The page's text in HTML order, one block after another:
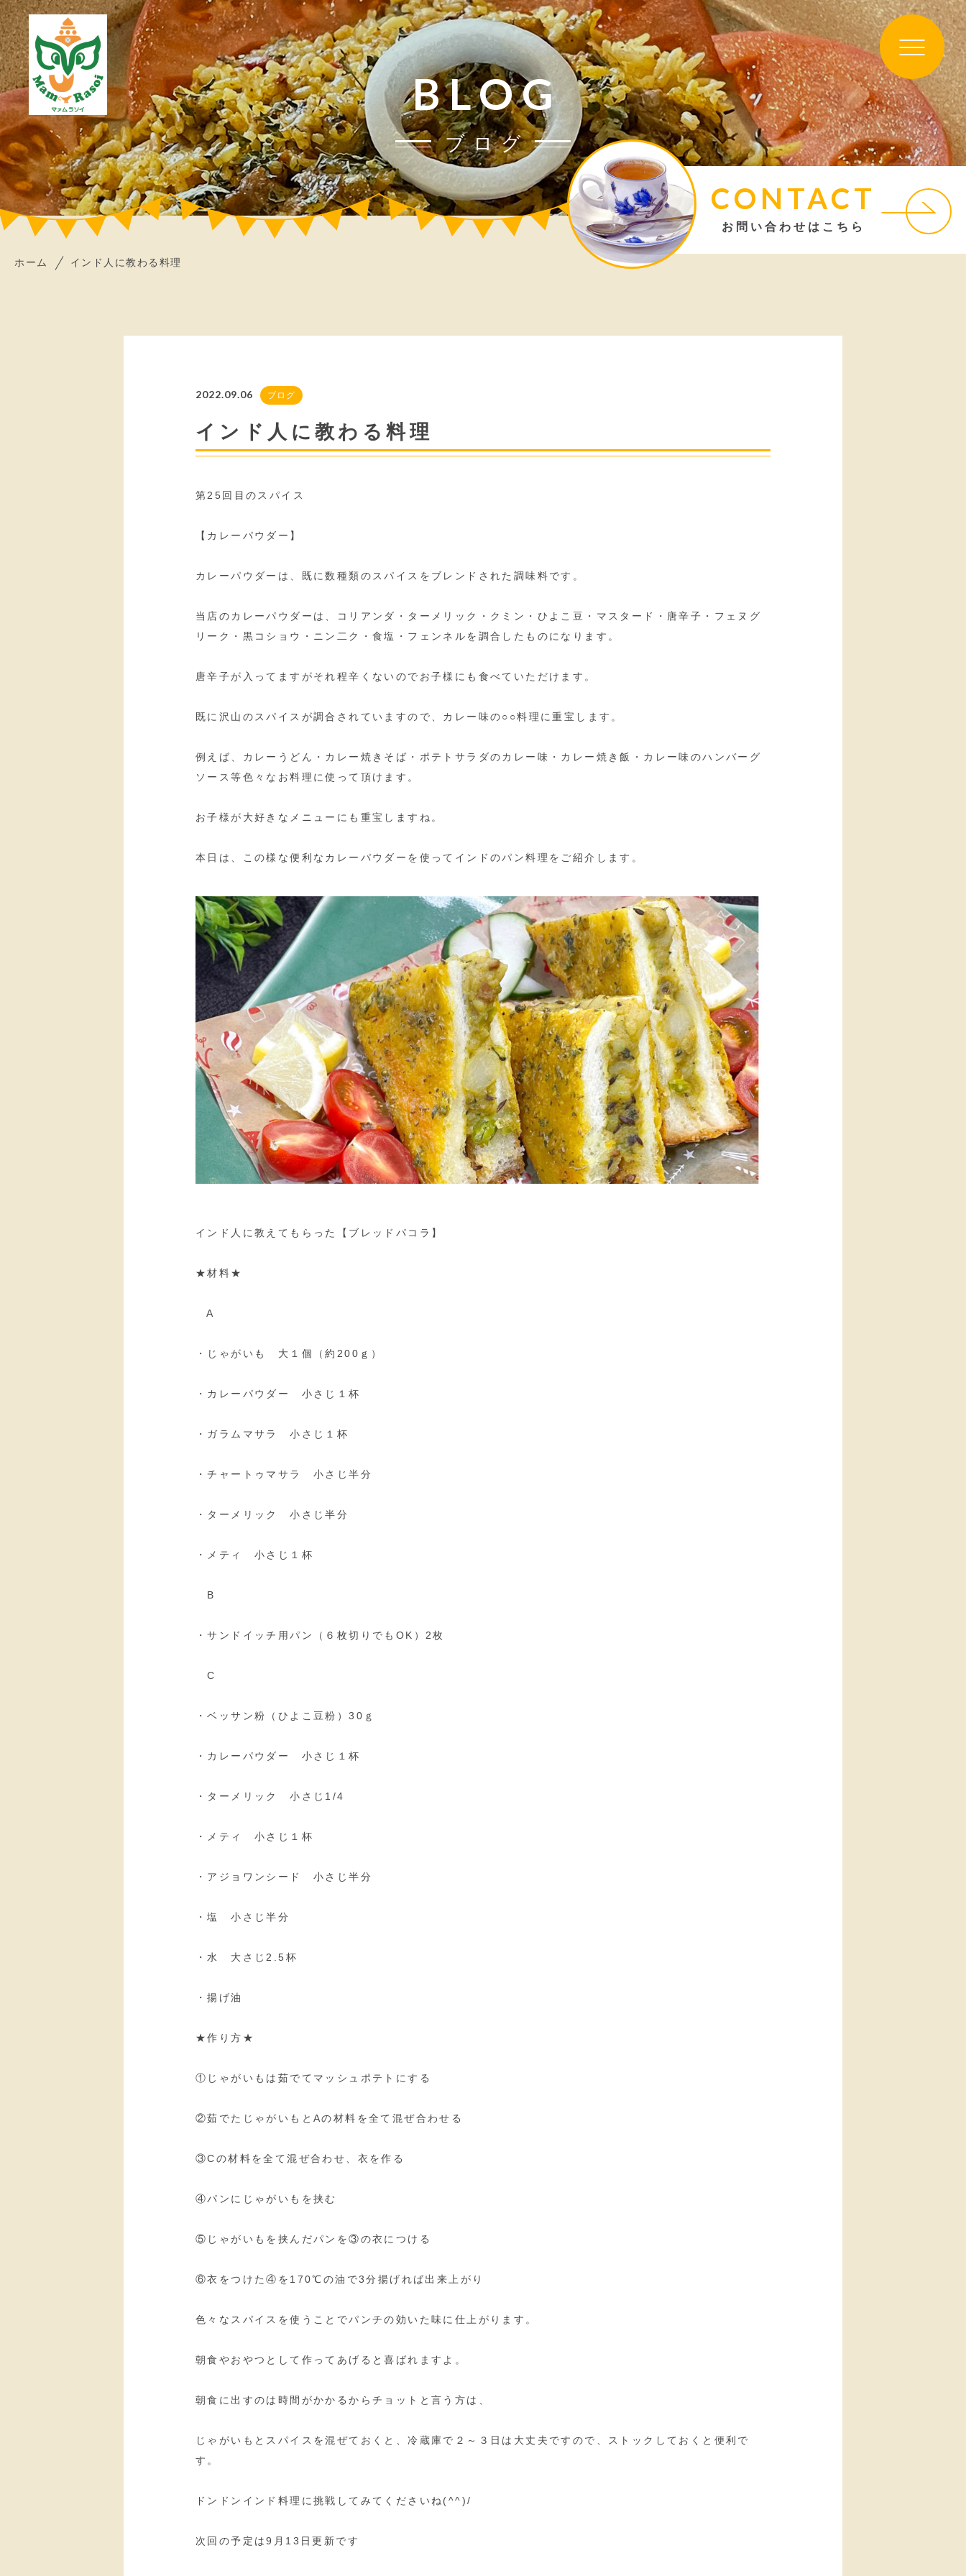
BLOG
ブログ
CONTACT
お問い合わせはこちら
ホーム インド人に教わる料理
2022.09.06 ブログ
インド人に教わる料理
第25回目のスパイス
【カレーパウダー】
カレーパウダーは、既に数種類のスパイスをブレンドされた調味料です。
当店のカレーパウダーは、コリアンダ・ターメリック・クミン・ひよこ豆・マスタード・唐辛子・フェヌグ
リーク・黒コショウ・ニン二ク・食塩・フェンネルを調合したものになります。
唐辛子が入ってますがそれ程辛くないのでお子様にも食べていただけます。
既に沢山のスパイスが調合されていますので、カレー味の○○料理に重宝します。
例えば、カレーうどん・カレー焼きそば・ポテトサラダのカレー味・カレー焼き飯・カレー味のハンバーグ
ソース等色々なお料理に使って頂けます。
お子様が大好きなメニューにも重宝しますね。
本日は、この様な便利なカレーパウダーを使ってインドのパン料理をご紹介します。
インド人に教えてもらった【ブレッドパコラ】
★材料★
A
・じゃがいも 大１個（約200ｇ）
・カレーパウダー 小さじ１杯
・ガラムマサラ 小さじ１杯
・チャートゥマサラ 小さじ半分
・ターメリック 小さじ半分
・メティ 小さじ１杯
B
・サンドイッチ用パン（６枚切りでもOK）2枚
C
・ベッサン粉（ひよこ豆粉）30ｇ
・カレーパウダー 小さじ１杯
・ターメリック 小さじ1/4
・メティ 小さじ１杯
・アジョワンシード 小さじ半分
・塩 小さじ半分
・水 大さじ2.5杯
・揚げ油
★作り方★
①じゃがいもは茹でてマッシュポテトにする
②茹でたじゃがいもとAの材料を全て混ぜ合わせる
③Cの材料を全て混ぜ合わせ、衣を作る
④パンにじゃがいもを挟む
⑤じゃがいもを挟んだパンを③の衣につける
⑥衣をつけた④を170℃の油で3分揚げれば出来上がり
色々なスパイスを使うことでパンチの効いた味に仕上がります。
朝食やおやつとして作ってあげると喜ばれますよ。
朝食に出すのは時間がかかるからチョットと言う方は、
じゃがいもとスパイスを混ぜておくと、冷蔵庫で２～３日は大丈夫ですので、ストックしておくと便利で
す。
ドンドンインド料理に挑戦してみてくださいね(^^)/
次回の予定は9月13日更新です